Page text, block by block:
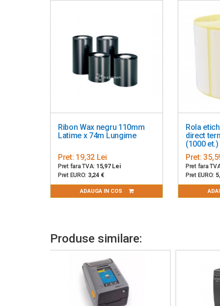
: ButtonFeed
Indicator LED (Trei culori)
Adaptor de alimentare: InputAC 100 ~ 240V, 50/60 Hz,
: TPH50 km
: DriverWindows Vista / 7/8/10
Caracteristici: 240 (L) × 225 (W) × 171 (H) mm
Ribon Wax negru 110mm
Latime x 74m Lungime
Pret: 19,32 Lei
Pret fara TVA: 15,97 Lei
Pret EURO: 3,24 €
ADAUGA IN COS
Rola
direct
(1000 et.)
Pret:
Pret fara
Pret EURO:
Produse similare: